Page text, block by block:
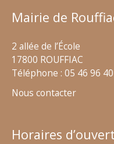
Mairie de
2 allée de l’École
17800 ROUFFIAC
Téléphone : 05 46 96
Nous contacter
Horaires